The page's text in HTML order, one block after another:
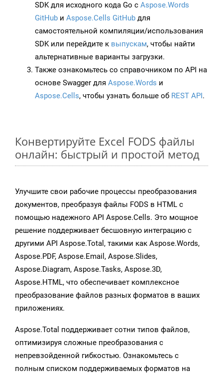
SDK для исходного кода Go с Aspose.Words
GitHub и Aspose.Cells GitHub для
самостоятельной компиляции/использования
SDK или перейдите к выпускам, чтобы найти
альтернативные варианты загрузки.
Также ознакомьтесь со справочником по API на
основе Swagger для Aspose.Words и
Aspose.Cells, чтобы узнать больше об REST API.
Конвертируйте Excel FODS файлы
онлайн: быстрый и простой метод
Улучшите свои рабочие процессы преобразования
документов, преобразуя файлы FODS в HTML с
помощью надежного API Aspose.Cells. Это мощное
решение поддерживает бесшовную интеграцию с
другими API Aspose.Total, такими как Aspose.Words,
Aspose.PDF, Aspose.Email, Aspose.Slides,
Aspose.Diagram, Aspose.Tasks, Aspose.3D,
Aspose.HTML, что обеспечивает комплексное
преобразование файлов разных форматов в ваших
приложениях.
Aspose.Total поддерживает сотни типов файлов,
оптимизируя сложные преобразования с
непревзойденной гибкостью. Ознакомьтесь с
полным списком поддерживаемых форматов на